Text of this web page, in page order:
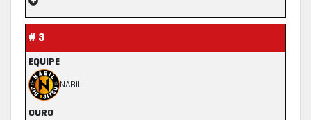
# 3
EQUIPE
NABIL
OURO